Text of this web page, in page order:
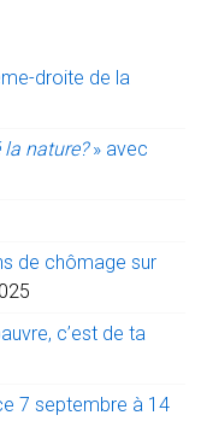
droite de la
la nature?» avec
de chômage sur
c’est de ta
7 septembre à 14